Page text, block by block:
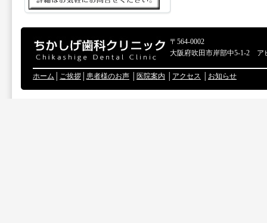
〒564-0002
大阪府吹田市岸部中5-1-2 ア
ホーム ご挨拶 患者様のお声 医院案内 アクセス お知らせ